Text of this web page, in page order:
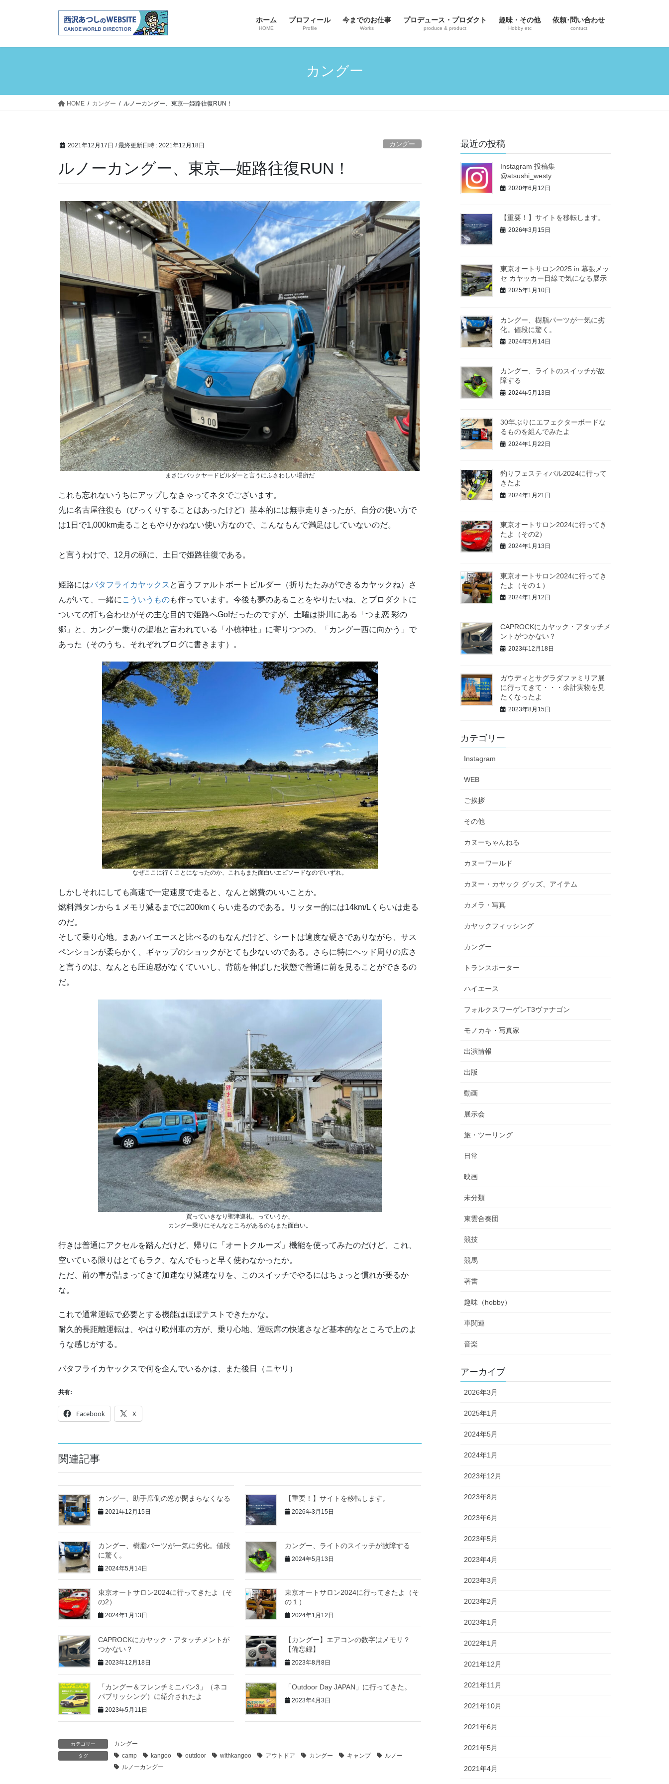
ホーム
HOME
プロフィール
Profile
今までのお仕事
Works
プロデュース・プロダクト
produce & product
趣味・その他
Hobby etc
依頼･問い合わせ
contuct
カングー
HOME カングー ルノーカングー、東京―姫路往復RUN！
2021年12月17日 / 最終更新日時 : 2021年12月18日 カングー
ルノーカングー、東京―姫路往復RUN！
まさにバックヤードビルダーと言うにふさわしい場所だ
これも忘れないうちにアップしなきゃってネタでございます。
先に名古屋往復も（びっくりすることはあったけど）基本的には無事走りきったが、自分の使い方で
は1日で1,000km走ることもやりかねない使い方なので、こんなもんで満足はしていないのだ。
と言うわけで、12月の頭に、土日で姫路往復である。
姫路にはバタフライカヤックス と言うファルトボートビルダー（折りたたみができるカヤックね）さ
んがいて、一緒に こういうものも作っています。今後も夢のあることをやりたいね、とプロダクトに
ついての打ち合わせがその主な目的で姫路へGo!だったのですが、土曜は掛川にある「つま恋 彩の
郷」と、カングー乗りの聖地と言われている「小椋神社」に寄りつつの、「カングー西に向かう」で
あった（そのうち、それぞれブログに書きます）。
なぜここに行くことになったのか、これもまた面白いエピソードなのでいずれ。
しかしそれにしても高速で一定速度で走ると、なんと燃費のいいことか。
燃料満タンから１メモリ減るまでに200kmくらい走るのである。リッター的には14km/Lくらいは走る
のだ。
そして乗り心地。まあハイエースと比べるのもなんだけど、シートは適度な硬さでありながら、サス
ペンションが柔らかく、ギャップのショックがとても少ないのである。さらに特にヘッド周りの広さ
と言うのは、なんとも圧迫感がなくていいし、背筋を伸ばした状態で普通に前を見ることができるの
だ。
買っていきなり聖津巡礼、っていうか、
カングー乗りにそんなところがあるのもまた面白い。
行きは普通にアクセルを踏んだけど、帰りに「オートクルーズ」機能を使ってみたのだけど、これ、
空いている限りはとてもラク。なんでもっと早く使わなかったか。
ただ、前の車が詰まってきて加速なり減速なりを、このスイッチでやるにはちょっと慣れが要るか
な。
これで通常運転で必要とする機能はほぼテストできたかな。
耐久的長距離運転は、やはり欧州車の方が、乗り心地、運転席の快適さなど基本的なところで上のよ
うな感じがする。
バタフライカヤックスで何を企んでいるかは、また後日（ニヤリ）
共有:
Facebook X
関連記事
カングー、助手席側の窓が閉まらなくなる
2021年12月15日
【重要！】サイトを移転します。
2026年3月15日
カングー、樹脂パーツが一気に劣化。値段
に驚く。
2024年5月14日
カングー、ライトのスイッチが故障する
2024年5月13日
東京オートサロン2024に行ってきたよ（そ
の2）
2024年1月13日
東京オートサロン2024に行ってきたよ（そ
の１）
2024年1月12日
CAPROCKにカヤック・アタッチメントが
つかない？
2023年12月18日
【カングー】エアコンの数字はメモリ？
【備忘録】
2023年8月8日
「カングー＆フレンチミニバン3」（ネコ
パブリッシング）に紹介されたよ
2023年5月11日
「Outdoor Day JAPAN」に行ってきた。
2023年4月3日
カテゴリー カングー
タグ camp kangoo outdoor withkangoo アウトドア カングー キャンプ
ルノー
ルノーカングー
最近の投稿
Instagram 投稿集
@atsushi_westy
2020年6月12日
【重要！】サイトを移転します。
2026年3月15日
東京オートサロン2025 in 幕張メッ
セ カヤッカー目線で気になる展示
2025年1月10日
カングー、樹脂パーツが一気に劣
化。値段に驚く。
2024年5月14日
カングー、ライトのスイッチが故
障する
2024年5月13日
30年ぶりにエフェクターボードな
るものを組んでみたよ
2024年1月22日
釣りフェスティバル2024に行って
きたよ
2024年1月21日
東京オートサロン2024に行ってき
たよ（その2）
2024年1月13日
東京オートサロン2024に行ってき
たよ（その１）
2024年1月12日
CAPROCKにカヤック・アタッチメ
ントがつかない？
2023年12月18日
ガウディとサグラダファミリア展
に行ってきて・・・余計実物を見
たくなったよ
2023年8月15日
カテゴリー
Instagram
WEB
ご挨拶
その他
カヌーちゃんねる
カヌーワールド
カヌー・カヤック グッズ、アイテム
カメラ・写真
カヤックフィッシング
カングー
トランスポーター
ハイエース
フォルクスワーゲンT3ヴァナゴン
モノカキ・写真家
出演情報
出版
動画
展示会
旅・ツーリング
日常
映画
未分類
東雲合奏団
競技
競馬
著書
趣味（hobby）
車関連
音楽
アーカイブ
2026年3月
2025年1月
2024年5月
2024年1月
2023年12月
2023年8月
2023年6月
2023年5月
2023年4月
2023年3月
2023年2月
2023年1月
2022年1月
2021年12月
2021年11月
2021年10月
2021年6月
2021年5月
2021年4月